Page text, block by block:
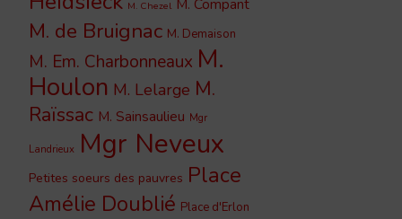
M. Chezel M. Compant
M. de Bruignac M. Demaison
M. Em. Charbonneaux M.
Houlon M. Lelarge M.
Raïssac M. Sainsaulieu Mgr
Landrieux Mgr Neveux
Petites soeurs des pauvres Place
Amélie Doublié Place d'Erlon